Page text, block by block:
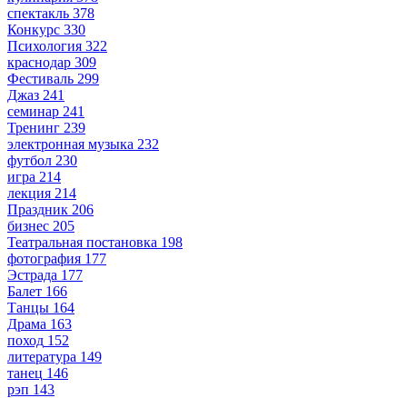
спектакль 378
Конкурс 330
Психология 322
краснодар 309
Фестиваль 299
Джаз 241
семинар 241
Тренинг 239
электронная музыка 232
футбол 230
игра 214
лекция 214
Праздник 206
бизнес 205
Театральная постановка 198
фотография 177
Эстрада 177
Балет 166
Танцы 164
Драма 163
поход 152
литература 149
танец 146
рэп 143